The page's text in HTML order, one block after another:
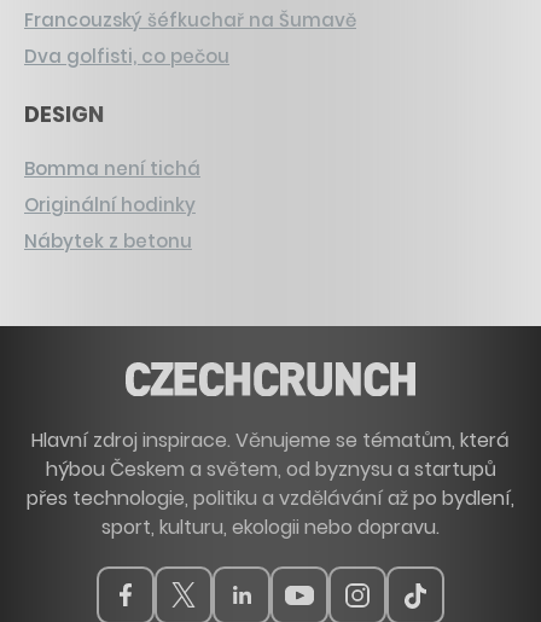
Francouzský šéfkuchař na Šumavě
Dva golfisti, co pečou
DESIGN
Bomma není tichá
Originální hodinky
Nábytek z betonu
Hlavní zdroj inspirace. Věnujeme se tématům, která
hýbou Českem a světem, od byznysu a startupů
přes technologie, politiku a vzdělávání až po bydlení,
sport, kulturu, ekologii nebo dopravu.